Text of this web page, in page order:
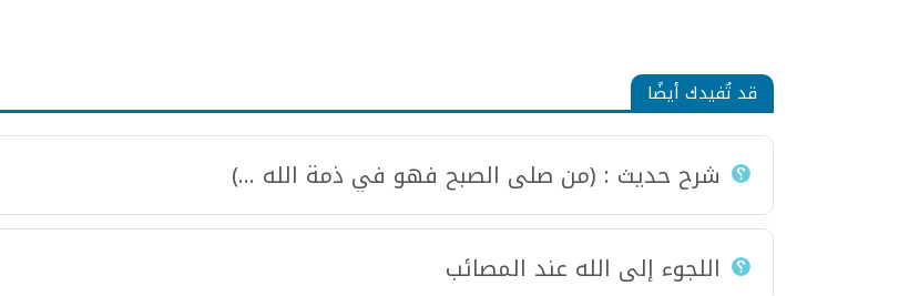
قد تٌفيدك أيضًا
شرح حديث : (من صلى الصبح فهو في ذمة الله ...)
اللجوء إلى الله عند المصائب